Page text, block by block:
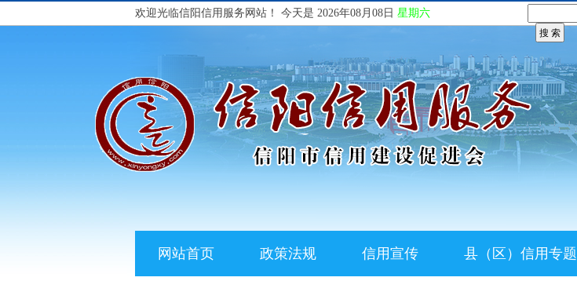
欢迎光临信阳信用服务网站！ 今天是 2026年08月08日 星期六
网站首页 政策法规 信用宣传 县（区）信用专题